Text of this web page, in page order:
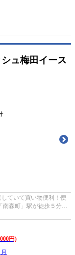
ュ梅田イース
ていて買い物便利！便
南森町」駅が徒歩５分圏
円)